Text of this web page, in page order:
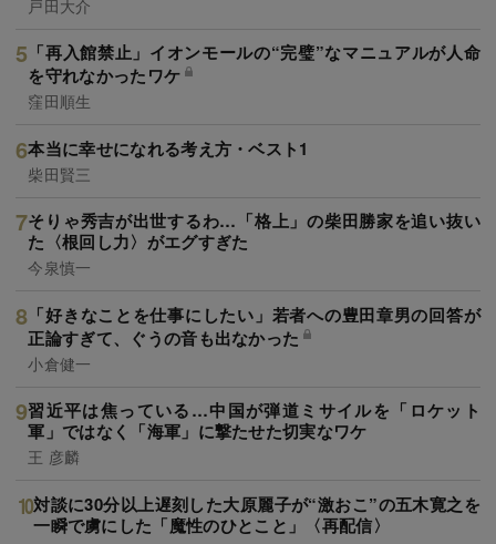
戸田大介
「再入館禁止」イオンモールの“完璧”なマニュアルが人命
を守れなかったワケ
窪田順生
本当に幸せになれる考え方・ベスト1
柴田賢三
そりゃ秀吉が出世するわ…「格上」の柴田勝家を追い抜い
た〈根回し力〉がエグすぎた
今泉慎一
「好きなことを仕事にしたい」若者への豊田章男の回答が
正論すぎて、ぐうの音も出なかった
小倉健一
習近平は焦っている…中国が弾道ミサイルを「ロケット
軍」ではなく「海軍」に撃たせた切実なワケ
王 彦麟
対談に30分以上遅刻した大原麗子が“激おこ”の五木寛之を
一瞬で虜にした「魔性のひとこと」〈再配信〉